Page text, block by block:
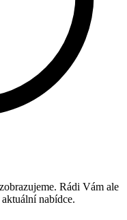
Rádi Vám ale
nabídce.